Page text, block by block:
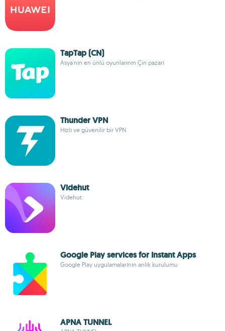
TapTap (CN)
Asya'nın en ünlü oyunlarının Çin pazarı
Thunder VPN
Hızlı ve güvenilir bir VPN
Videhut
Videhut
Google Play services for Instant Apps
Google Play uygulamalarının anlık kurulumu
APNA TUNNEL